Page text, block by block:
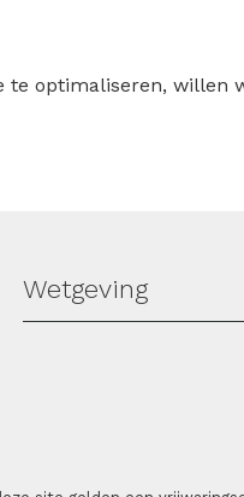
te optimaliseren, willen
Wetgeving